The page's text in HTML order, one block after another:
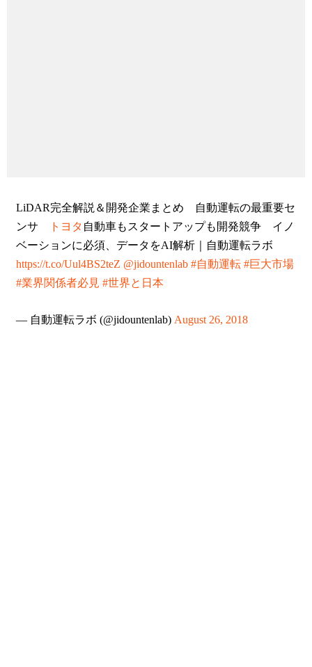
LiDAR完全解説＆開発企業まとめ 自動運転の最重要セ
ンサ
トヨタ 自動車もスタートアップも開発競争 イノ
ベーションに必須、データをAI解析｜自動運転ラボ
https://t.co/Uul4BS2teZ @jidountenlab #自動運転 #巨大市場
#業界関係者必見 #世界と日本
— 自動運転ラボ (@jidountenlab) August 26, 2018